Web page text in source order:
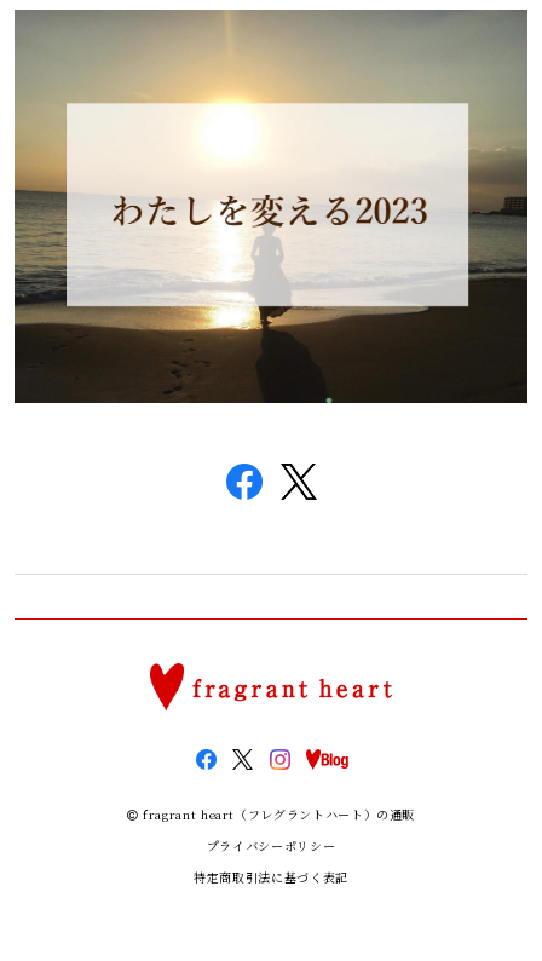
fragrant heart（フレグラントハート）の通販
プライバシーポリシー
特定商取引法に基づく表記